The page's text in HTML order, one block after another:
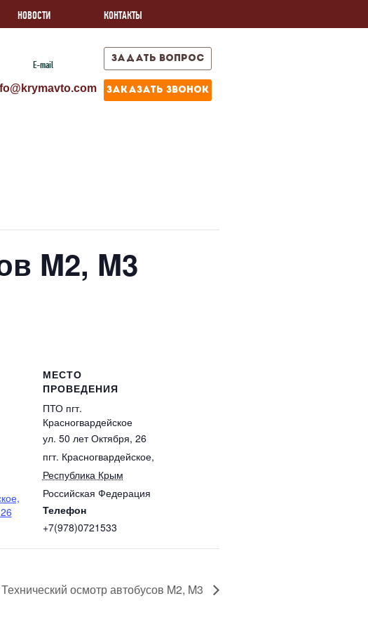
НОВОСТИ КОНТАКТЫ
E-mail
задать вопрос
заказать звонок
M2, M3
МЕСТО
ПРОВЕДЕНИЯ
ПТО пгт.
Красногвардейское
ул. 50 лет Октября, 26
пгт. Красногвардейское,
Республика Крым
Российская Федерация
Телефон
+7(978)0721533
Технический осмотр автобусов M2, M3